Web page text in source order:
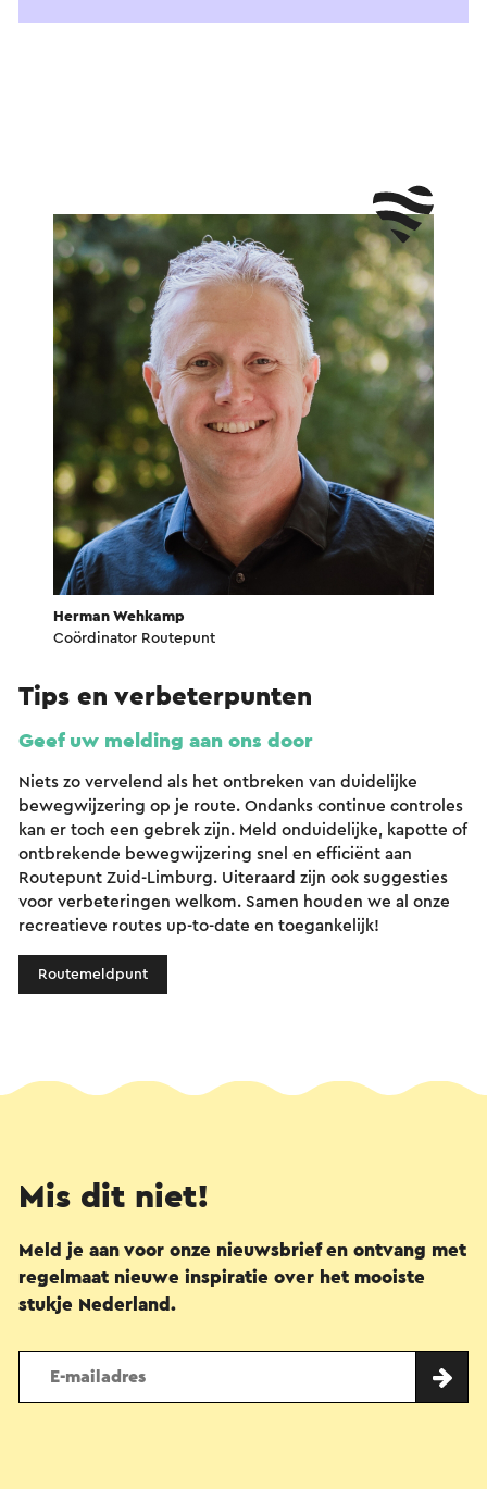
Herman Wehkamp
Coördinator Routepunt
Tips en verbeterpunten
Geef uw melding aan ons door
Niets zo vervelend als het ontbreken van duidelijke
bewegwijzering op je route. Ondanks continue controles
kan er toch een gebrek zijn. Meld onduidelijke, kapotte of
ontbrekende bewegwijzering snel en efficiënt aan
Routepunt Zuid-Limburg. Uiteraard zijn ook suggesties
voor verbeteringen welkom. Samen houden we al onze
recreatieve routes up-to-date en toegankelijk!
Routemeldpunt
Mis dit niet!
Meld je aan voor onze nieuwsbrief en ontvang met
regelmaat nieuwe inspiratie over het mooiste
stukje Nederland.